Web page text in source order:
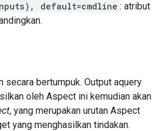
default=cmdline : atribut
secara bertumpuk. Output aquery
oleh Aspect ini kemudian akan
, yang merupakan urutan Aspect
yang menghasilkan tindakan.